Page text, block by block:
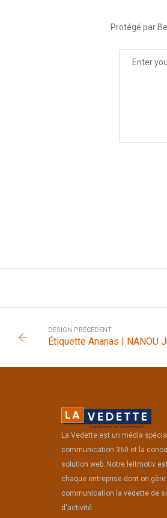
Protégé par
DESIGN PRÉCÉDENT
Étiquette Ananas | NANOU
La Vedette est un média
communication 360 et la
solution web. Notre leitmotiv
chaque entreprise dont on gère
communication la vedette de
d'activité.